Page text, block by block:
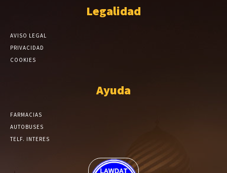
Legalidad
AVISO LEGAL
PRIVACIDAD
COOKIES
Ayuda
FARMACIAS
AUTOBUSES
TELF. INTERES